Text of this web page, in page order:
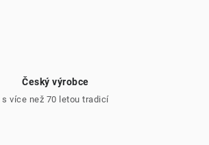
Český výrobce
s více než 70 letou tradicí